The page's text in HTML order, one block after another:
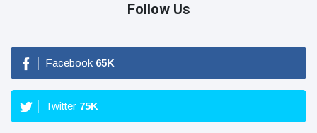
Follow Us
Facebook 65K
Twitter 75K